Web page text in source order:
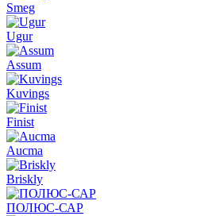
Smeg
Ugur
Assum
Kuvings
Finist
Aucma
Briskly
ПОЛЮС-САР